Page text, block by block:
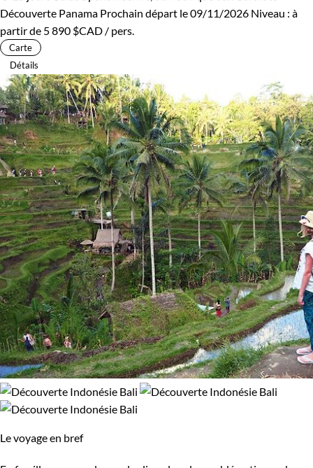
Découverte Panama Prochain départ le 09/11/2026 Niveau : à
partir de 5 890 $CAD / pers.
Carte
Détails
Le voyage en bref